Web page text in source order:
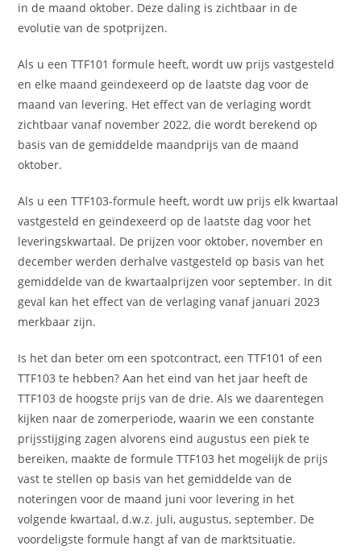
in de maand oktober. Deze daling is zichtbaar in de
evolutie van de spotprijzen.
Als u een TTF101 formule heeft, wordt uw prijs vastgesteld
en elke maand geïndexeerd op de laatste dag voor de
maand van levering. Het effect van de verlaging wordt
zichtbaar vanaf november 2022, die wordt berekend op
basis van de gemiddelde maandprijs van de maand
oktober.
Als u een TTF103-formule heeft, wordt uw prijs elk kwartaal
vastgesteld en geïndexeerd op de laatste dag voor het
leveringskwartaal. De prijzen voor oktober, november en
december werden derhalve vastgesteld op basis van het
gemiddelde van de kwartaalprijzen voor september. In dit
geval kan het effect van de verlaging vanaf januari 2023
merkbaar zijn.
Is het dan beter om een spotcontract, een TTF101 of een
TTF103 te hebben? Aan het eind van het jaar heeft de
TTF103 de hoogste prijs van de drie. Als we daarentegen
kijken naar de zomerperiode, waarin we een constante
prijsstijging zagen alvorens eind augustus een piek te
bereiken, maakte de formule TTF103 het mogelijk de prijs
vast te stellen op basis van het gemiddelde van de
noteringen voor de maand juni voor levering in het
volgende kwartaal, d.w.z. juli, augustus, september. De
voordeligste formule hangt af van de marktsituatie.